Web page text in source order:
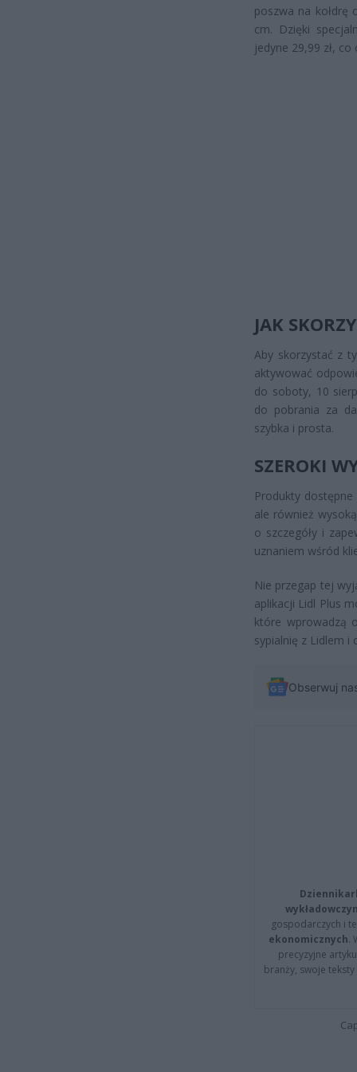
poszwa na kołdrę
cm. Dzięki
jedyne 29,99 zł,
JAK
Aby skorzystać z
aktywować
do soboty, 10
do pobrania za
szybka i prosta.
SZEROKI
Produkty
ale również
o szczegóły i
uznaniem wśród
Nie przegap tej
aplikacji Lidl Plus
które wprowadzą
sypialnię z Lidlem i
Obserwuj
gospodarczych i
ekonomicznych.
precyzyjne
branży, swoje